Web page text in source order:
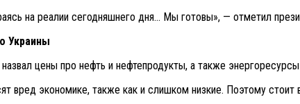
на реалии сегодняшнего дня… Мы готовы», — отметил
Украины
цены про нефть и нефтепродукты, а также
вред экономике, также как и слишком низкие. Поэтому стоит